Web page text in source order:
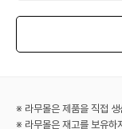
※ 라무몰은 제품을 직접
※ 라무몰은 재고를 보유하